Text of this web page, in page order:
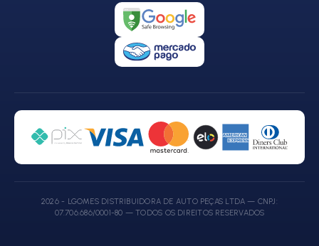
2026 - LGOMES DISTRIBUIDORA DE AUTO PEÇAS LTDA — CNPJ:
07.706.686/0001-80 — TODOS OS DIREITOS RESERVADOS